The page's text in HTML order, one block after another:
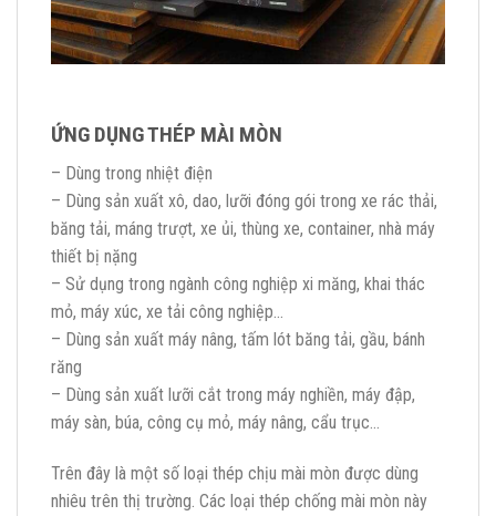
ỨNG DỤNG THÉP MÀI MÒN
– Dùng trong nhiệt điện
– Dùng sản xuất xô, dao, lưỡi đóng gói trong xe rác thải,
băng tải, máng trượt, xe ủi, thùng xe, container, nhà máy
thiết bị nặng
– Sử dụng trong ngành công nghiệp xi măng, khai thác
mỏ, máy xúc, xe tải công nghiệp…
– Dùng sản xuất máy nâng, tấm lót băng tải, gầu, bánh
răng
– Dùng sản xuất lưỡi cắt trong máy nghiền, máy đập,
máy sàn, búa, công cụ mỏ, máy nâng, cẩu trục…
Trên đây là một số loại thép chịu mài mòn được dùng
nhiêu trên thị trường. Các loại thép chống mài mòn này